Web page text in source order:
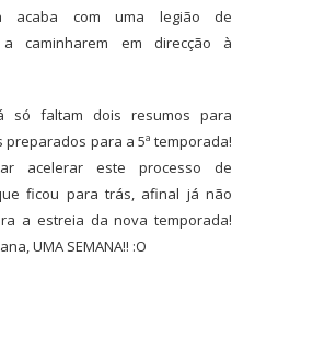
acaba com uma legião de
a caminharem em direcção à
só faltam dois resumos para
preparados para a 5ª temporada!
acelerar este processo de
ficou para trás, afinal já não
a estreia da nova temporada!
UMA SEMANA!! :O